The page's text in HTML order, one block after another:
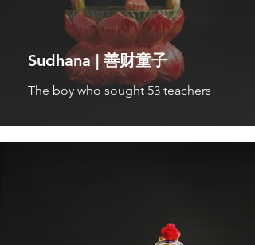
Sudhana | 善财童子
The boy who sought 53 teachers